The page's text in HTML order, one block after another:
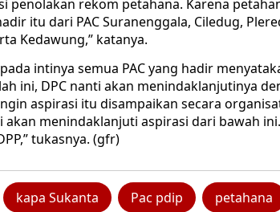
penolakan rekom petahana. Karena
itu dari PAC Suranenggala, Ciledug,
Kedawung,” katanya.
intinya semua PAC yang hadir
ini, DPC nanti akan menindaklanjutinya
aspirasi itu disampaikan secara
akan menindaklanjuti aspirasi dari bawah
tukasnya. (gfr)
kapa Sukanta Pac pdip petahana